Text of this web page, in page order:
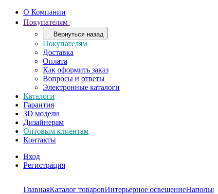
О Компании
Покупателям
Вернуться назад
Покупателям
Доставка
Оплата
Как оформить заказ
Вопросы и ответы
Электронные каталоги
Каталоги
Гарантия
3D модели
Дизайнерам
Оптовым клиентам
Контакты
Вход
Регистрация
ГлавнаяКаталог товаровИнтерьерное освещение